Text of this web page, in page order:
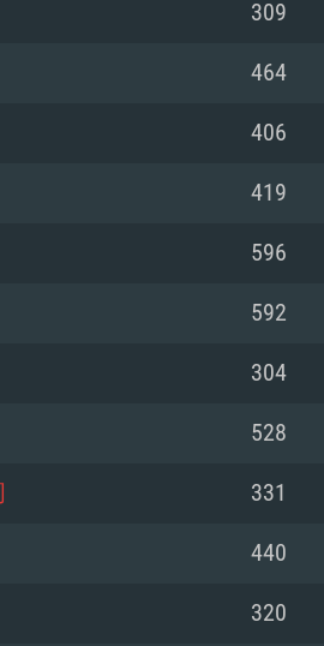
Resolução
(Intel Xeon
drivers mais
equivalentes
309
464
406
419
596
592
304
528
331
440
320